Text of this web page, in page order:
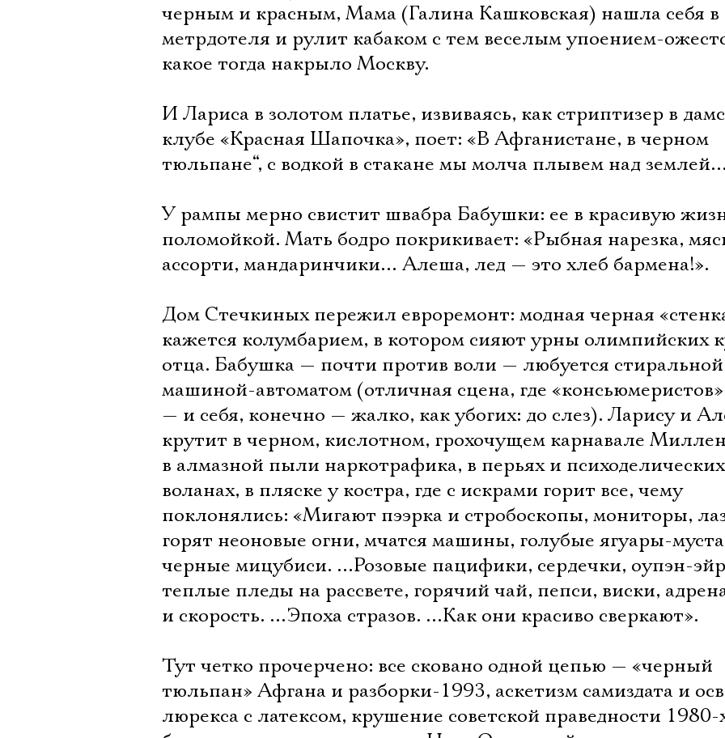
черным и красным, Мама (Галина Кашковская) нашла себя в
метрдотеля и рулит кабаком с тем веселым упоением-
какое тогда накрыло Москву.
И Лариса в золотом платье, извиваясь, как стриптизер в
клубе «Красная Шапочка», поет: «В Афганистане, в черном
тюльпане“, с водкой в стакане мы молча плывем над
У рампы мерно свистит швабра Бабушки: ее в красивую
поломойкой. Мать бодро покрикивает: «Рыбная нарезка,
ассорти, мандаринчики… Алеша, лед — это хлеб бармена!».
Дом Стечкиных пережил евроремонт: модная черная
кажется колумбарием, в котором сияют урны олимпийских
отца. Бабушка — почти против воли — любуется стиральной
машиной-автоматом (отличная сцена, где
— и себя, конечно — жалко, как убогих: до слез). Ларису и
крутит в черном, кислотном, грохочущем карнавале
в алмазной пыли наркотрафика, в перьях и психоделических
воланах, в пляске у костра, где с искрами горит все, чему
поклонялись: «Мигают пээрка и стробоскопы, мониторы,
горят неоновые огни, мчатся машины, голубые ягуары-
черные мицубиси. …Розовые пацифики, сердечки, оупэн-
теплые пледы на рассвете, горячий чай, пепси, виски,
и скорость. …Эпоха стразов. …Как они красиво сверкают».
Тут четко прочерчено: все сковано одной цепью — «черный
тюльпан» Афгана и разборки-1993, аскетизм самиздата и
люрекса с латексом, крушение советской праведности 1980-